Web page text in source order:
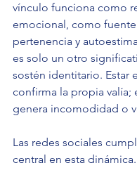
vínculo funciona como
emocional, como
pertenencia y
es solo un otro
sostén identitario. Estar
confirma la propia valía;
genera incomodidad o
Las redes sociales
central en esta